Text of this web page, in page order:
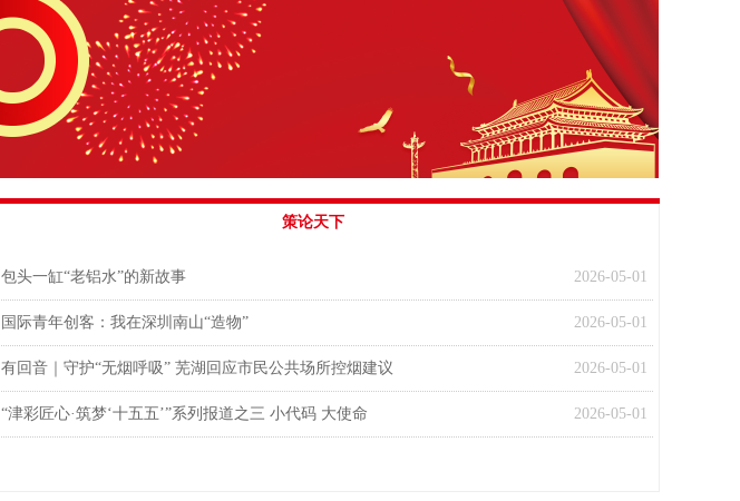
候变化紧密相关的公共健康问题，需要各国立
足长远、科学施策、持续发力，既要以积极举
措缓解民众当下困扰，也要循序渐进推进源头
治理，逐步破解这一难题。
策论天下
2026-05-01
包头一缸“老铝水”的新故事
2026-05-01
国际青年创客：我在深圳南山“造物”
2026-05-01
有回音｜守护“无烟呼吸” 芜湖回应市民公共场所控烟建议
2026-05-01
“津彩匠心·筑梦‘十五五’”系列报道之三 小代码 大使命